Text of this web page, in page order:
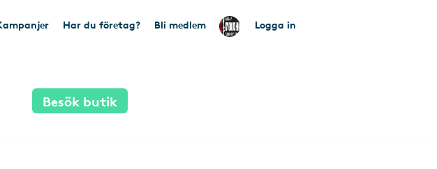
Har du företag? Bli medlem Logga in
Besök butik